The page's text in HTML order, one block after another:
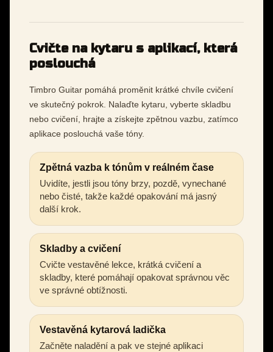
Cvičte na kytaru s aplikací, která
poslouchá
Timbro Guitar pomáhá proměnit krátké chvíle cvičení
ve skutečný pokrok. Nalaďte kytaru, vyberte skladbu
nebo cvičení, hrajte a získejte zpětnou vazbu, zatímco
aplikace poslouchá vaše tóny.
Zpětná vazba k tónům v reálném čase
Uvidíte, jestli jsou tóny brzy, pozdě, vynechané
nebo čisté, takže každé opakování má jasný
další krok.
Skladby a cvičení
Cvičte vestavěné lekce, krátká cvičení a
skladby, které pomáhají opakovat správnou věc
ve správné obtížnosti.
Vestavěná kytarová ladička
Začněte naladění a pak ve stejné aplikaci